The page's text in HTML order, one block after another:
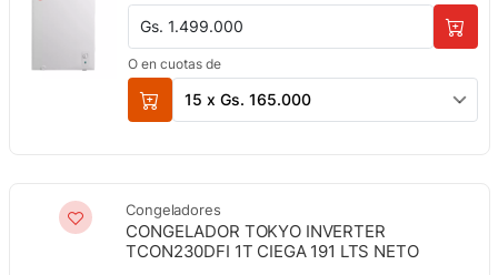
Gs. 1.499.000
O en cuotas de
15 x Gs. 165.000
Congeladores
CONGELADOR TOKYO INVERTER
TCON230DFI 1T CIEGA 191 LTS NETO